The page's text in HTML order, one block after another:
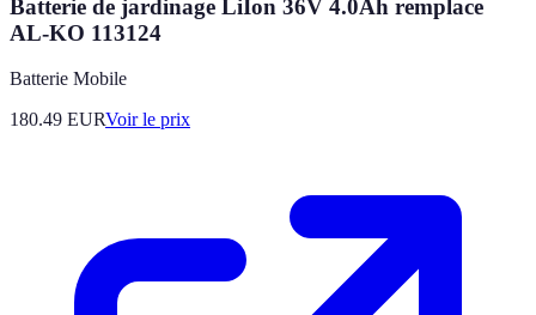
Batterie de jardinage LiIon 36V 4.0Ah remplace
AL-KO 113124
Batterie Mobile
180.49 EURVoir le prix